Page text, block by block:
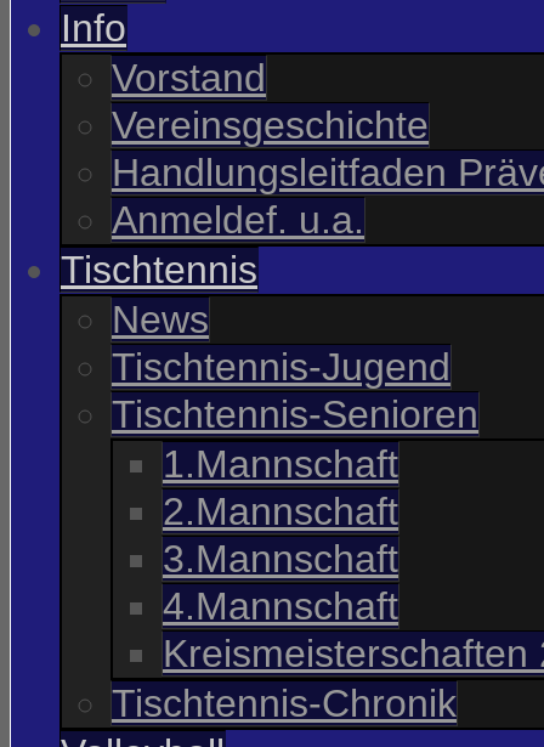
Info
Vorstand
Vereinsgeschichte
Handlungsleitfaden
Anmeldef. u.a.
Tischtennis
News
Tischtennis-Jugend
Tischtennis-Senioren
1.Mannschaft
2.Mannschaft
3.Mannschaft
4.Mannschaft
Kreismeisterschaften
Tischtennis-Chronik